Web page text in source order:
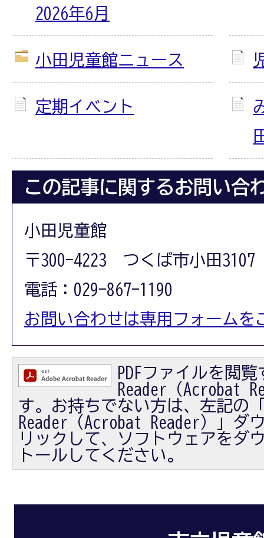
2026年6月
小田児童館ニュース
定期イベント
この記事に関するお問い合
小田児童館
〒300-4223 つくば市小田3107
電話：029-867-1190
お問い合わせは専用フォームを
PDFファイルを閲
Reader（Acrobat
す。お持ちでない方は、左記の
Reader（Acrobat Reader）」ダ
リックして、ソフトウェアをダ
トールしてください。